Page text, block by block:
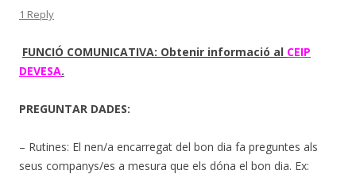
1 Reply
FUNCIÓ COMUNICATIVA: Obtenir informació al CEIP
DEVESA.
PREGUNTAR DADES:
– Rutines: El nen/a encarregat del bon dia fa preguntes als
seus companys/es a mesura que els dóna el bon dia. Ex: